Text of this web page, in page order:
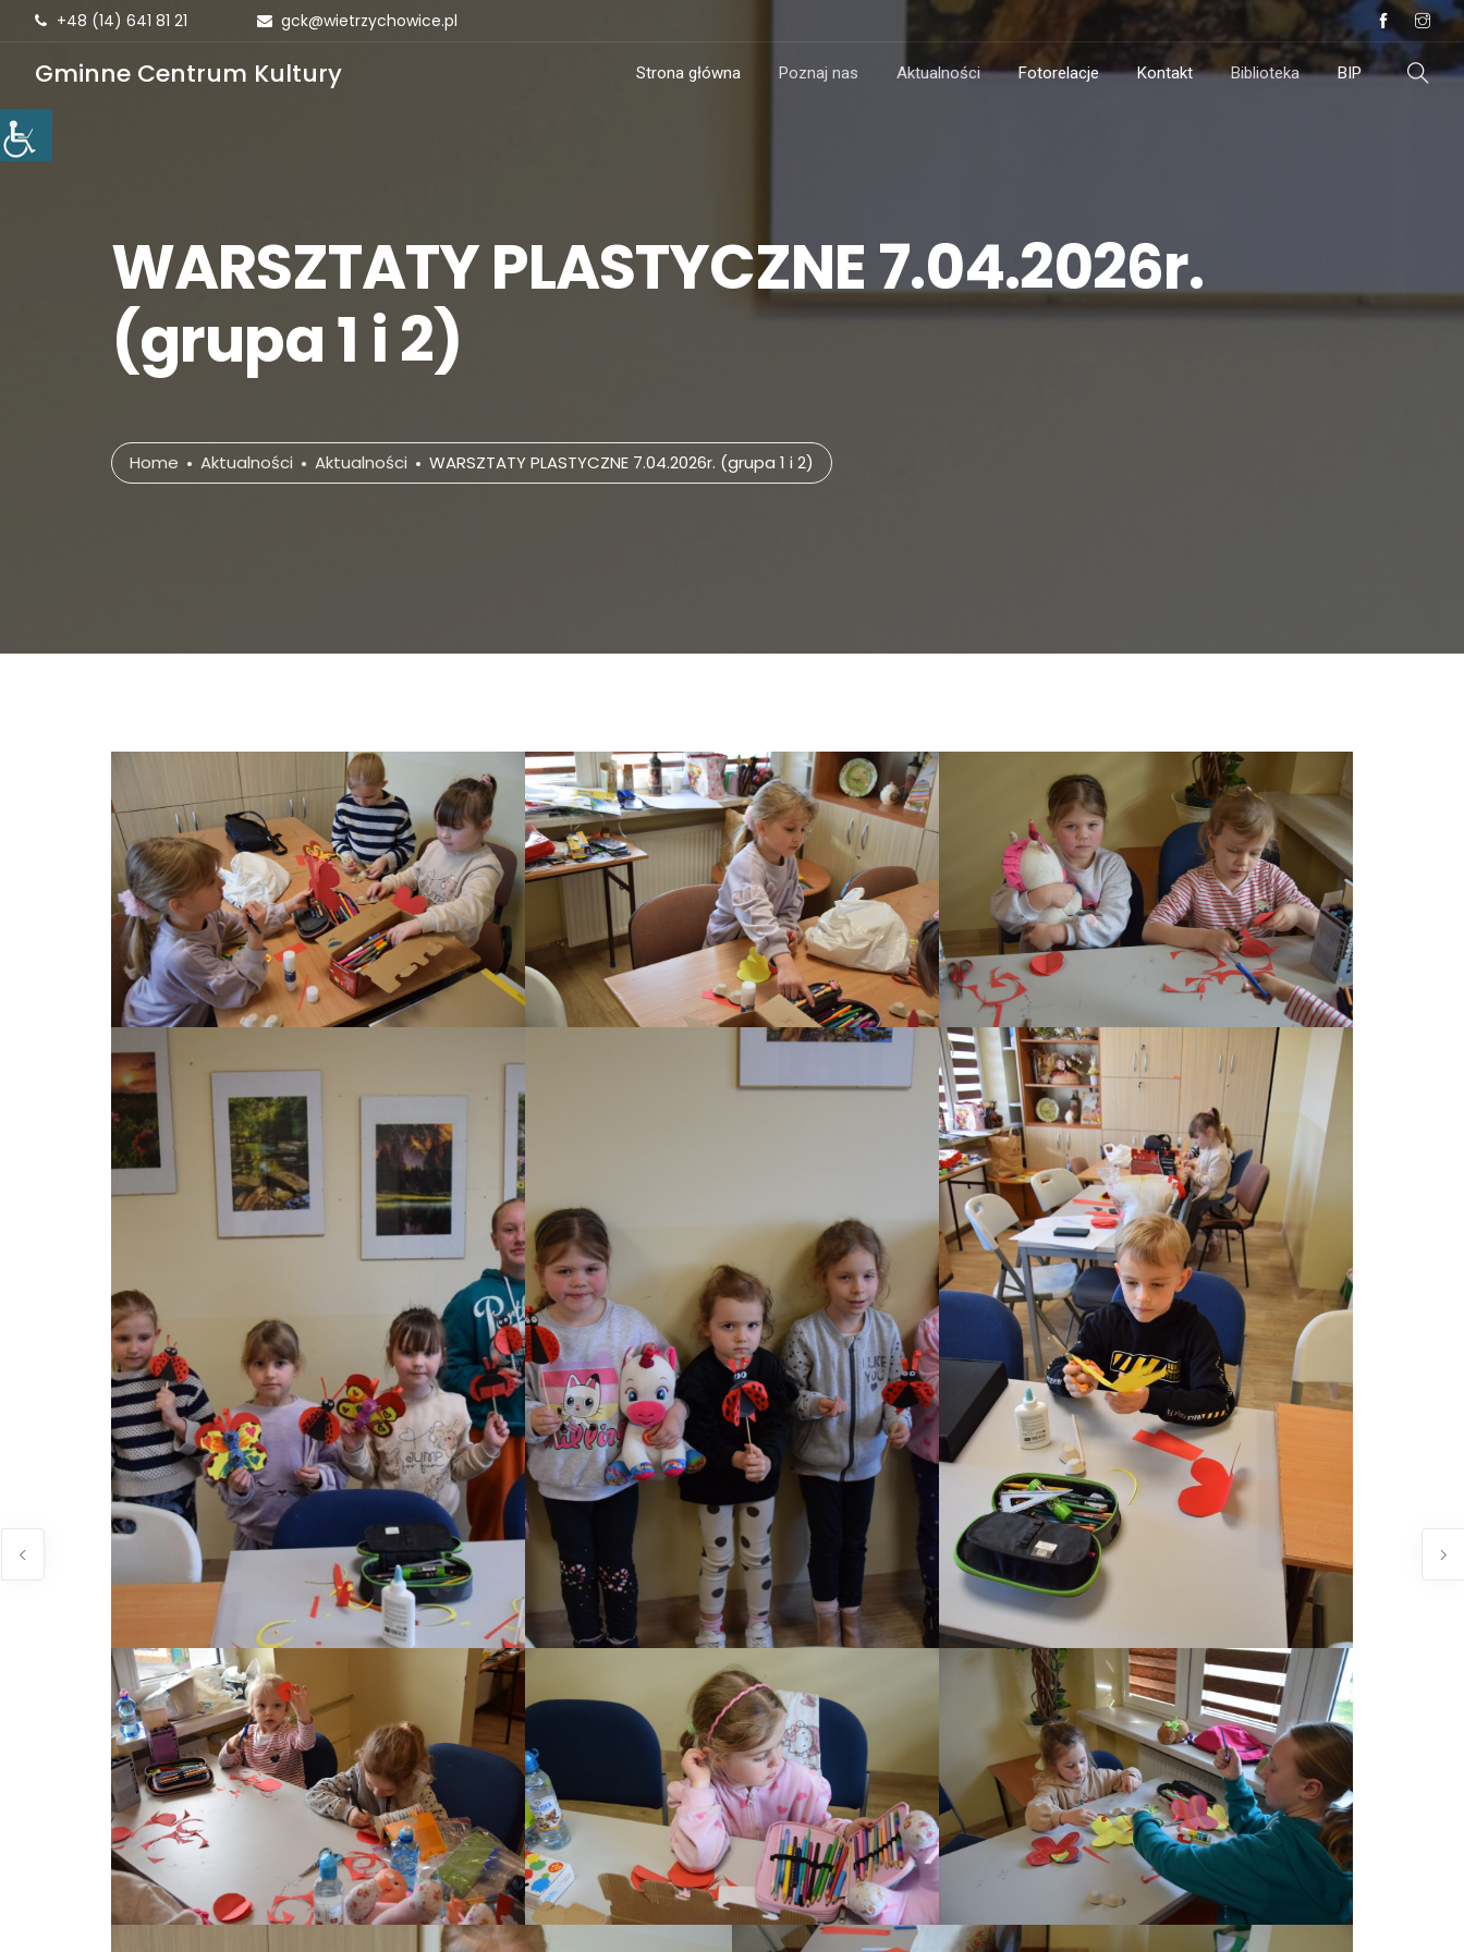
+48 (14) 641 81 21 gck@wietrzychowice.pl
Gminne Centrum Kultury Strona główna Poznaj nas Aktualności Fotorelacje Kontakt Biblioteka BIP
WARSZTATY PLASTYCZNE 7.04.2026r.
(grupa 1 i 2)
Home Aktualności Aktualności WARSZTATY PLASTYCZNE 7.04.2026r. (grupa 1 i 2)